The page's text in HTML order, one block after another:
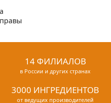
14 ФИЛИАЛОВ
в России и других странах
3000 ИНГРЕДИЕНТОВ
от ведущих производителей